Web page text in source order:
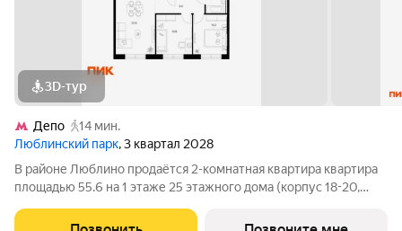
3D-тур
Депо
14 мин.
Люблинский парк, 3 квартал 2028
В районе Люблино продаётся 2-комнатная квартира квартира
площадью 55.6 на 1 этаже 25 этажного дома (корпус 18-20,
расположение 15 минут пешком до станции метро